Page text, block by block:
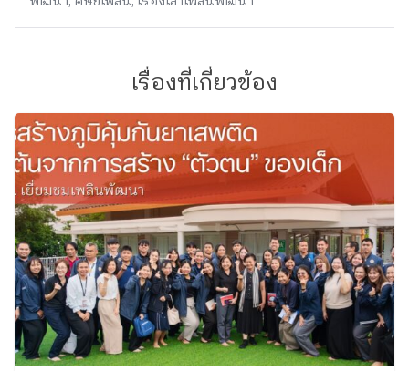
เรื่องที่เกี่ยวข้อง